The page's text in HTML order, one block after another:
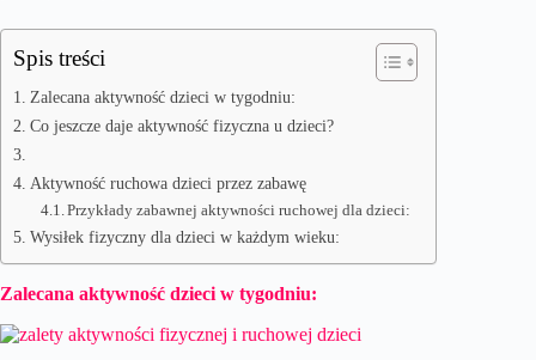
Spis treści
Zalecana aktywność dzieci w tygodniu:
Co jeszcze daje aktywność fizyczna u dzieci?
Aktywność ruchowa dzieci przez zabawę
Przykłady zabawnej aktywności ruchowej dla dzieci:
Wysiłek fizyczny dla dzieci w każdym wieku:
Zalecana aktywność dzieci w tygodniu: